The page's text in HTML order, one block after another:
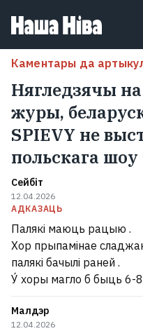
Каментары да
Нягледзячы
журы,
SPIEVY не
польскага шоу
Сейбіт
12.04.2026
АДКАЗАЦЬ
Палякі маюць рацыю .
Хор прыпамінае
палякі бачылі раней .
У́ хоры магло б быць 6-8
Малдэр
12.04.2026